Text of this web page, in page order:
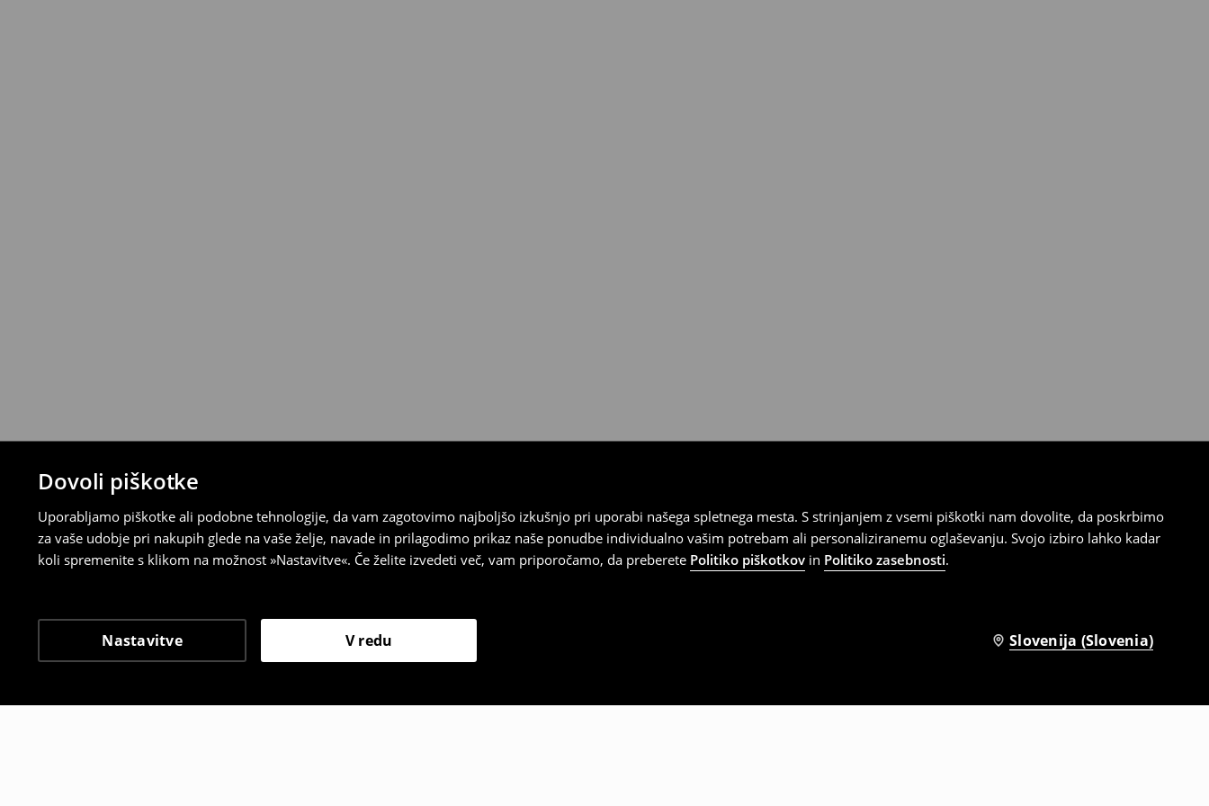
Dovoli piškotke
Uporabljamo piškotke ali podobne tehnologije, da vam zagotovimo najboljšo izkušnjo pri uporabi našega spletnega mesta. S strinjanjem z vsemi piškotki nam dovolite, da poskrbimo
za vaše udobje pri nakupih glede na vaše želje, navade in prilagodimo prikaz naše ponudbe individualno vašim potrebam ali personaliziranemu oglaševanju. Svojo izbiro lahko kadar
koli spremenite s klikom na možnost »Nastavitve«. Če želite izvedeti več, vam priporočamo, da preberete Politiko piškotkov in Politiko zasebnosti.
Nastavitve V redu Slovenija (Slovenia)